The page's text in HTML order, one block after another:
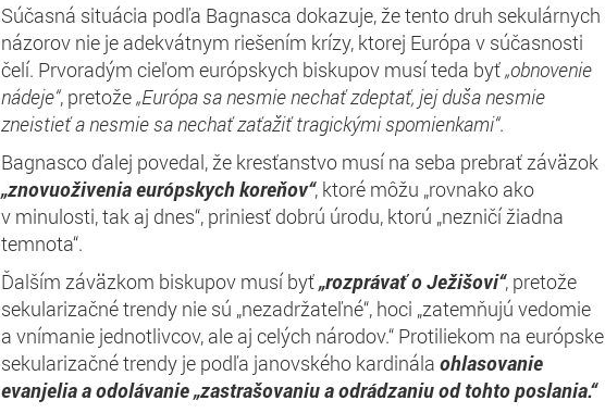
Súčasná situácia podľa Bagnasca dokazuje, že tento druh sekulárnych
názorov nie je adekvátnym riešením krízy, ktorej Európa v súčasnosti
čelí. Prvoradým cieľom európskych biskupov musí teda byť„obnovenie
nádeje“, pretože„Európa sa nesmie nechať zdeptať, jej duša nesmie
zneistieť a nesmie sa nechať zaťažiť tragickými spomienkami“.
Bagnasco ďalej povedal, že kresťanstvo musí na seba prebrať záväzok
„znovuoživenia európskych koreňov“, ktoré môžu „rovnako ako
v minulosti, tak aj dnes“, priniesť dobrú úrodu, ktorú „nezničí žiadna
temnota“.
Ďalším záväzkom biskupov musí byť„rozprávať o Ježišovi“, pretože
sekularizačné trendy nie sú „nezadržateľné“, hoci „zatemňujú vedomie
a vnímanie jednotlivcov, ale aj celých národov.“ Protiliekom na európske
sekularizačné trendy je podľa janovského kardinála ohlasovanie
evanjelia a odolávanie „zastrašovaniu a odrádzaniu od tohto poslania.“